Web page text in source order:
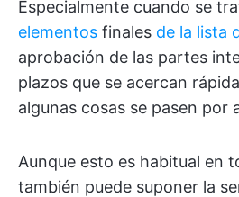
Especialmente cuando se
elementos finales de la lista
aprobación de las partes
plazos que se acercan
algunas cosas se pasen por
Aunque esto es habitual en
también puede suponer la